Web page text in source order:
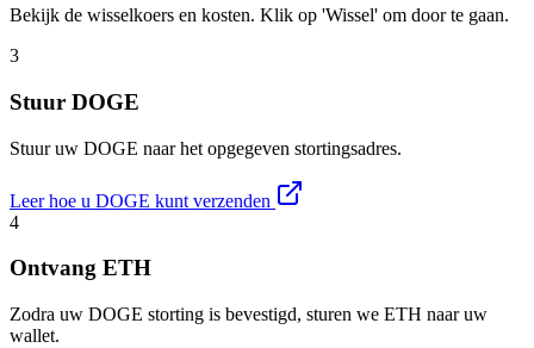
Bekijk de wisselkoers en kosten. Klik op 'Wissel' om door te gaan.
3
Stuur DOGE
Stuur uw DOGE naar het opgegeven stortingsadres.
Leer hoe u DOGE kunt verzenden
4
Ontvang ETH
Zodra uw DOGE storting is bevestigd, sturen we ETH naar uw
wallet.